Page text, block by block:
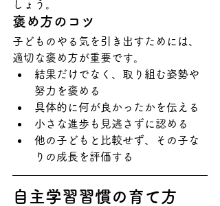
しょう。
褒め方のコツ
子どものやる気を引き出すためには、
適切な褒め方が重要です。
結果だけでなく、取り組む姿勢や
努力を褒める
具体的に何が良かったかを伝える
小さな進歩も見逃さずに認める
他の子どもと比較せず、その子な
りの成長を評価する
自主学習習慣の育て方